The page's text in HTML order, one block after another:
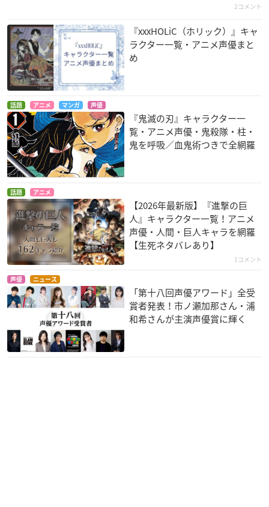
キン肉マンII世 ULTI
MATE MUSCLE 2
キン肉マン
機動戦士ガンダム T
HE ORIGIN 誕生 赤
い彗星
たまゆら～卒業写真
～ 第3部 憧-あこが
れ-
麻音の父
劇場版 ドラゴンボー
ルZ 復活の「F」
ピッコロ
episode 7 「虹の彼
方に」
カイ・シデン
DRAGON BALL Z 神
と神
機動戦士ガンダムUC
episode 5 「黒いユ
2コメント
『xxxHOLiC（ホリック）』キャ
ラクター一覧・アニメ声優まと
め
話題 アニメ マンガ 声優
『鬼滅の刃』キャラクター一
覧・アニメ声優・鬼殺隊・柱・
鬼を呼吸／血鬼術つきで全網羅
話題 アニメ
【2026年最新版】『進撃の巨
人』キャラクター一覧！アニメ
声優・人間・巨人キャラを網羅
【生死ネタバレあり】
1コメント
声優 ニュース
「第十八回声優アワード」全受
賞者発表！市ノ瀬加那さん・浦
和希さんが主演声優賞に輝く